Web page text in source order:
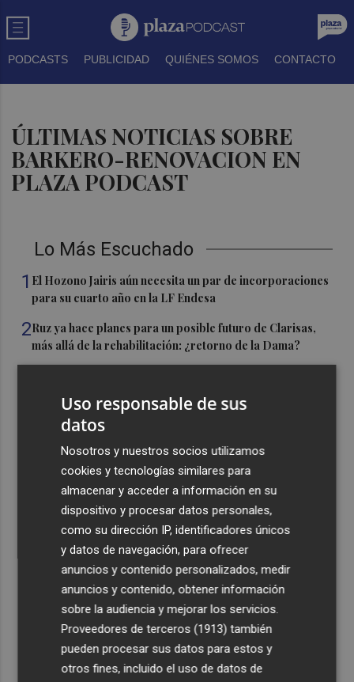
PODCASTS PUBLICIDAD QUIÉNES SOMOS CONTACTO
ÚLTIMAS NOTICIAS SOBRE
BARKERO-RENOVACION EN
PLAZA PODCAST
Lo Más Escuchado
1 El Hozono Jairis aún necesita un par de incorporaciones
para su cuarto año en la LF Endesa
2Ruz ya hace planes para un posible futuro de Clarisas,
más allá de la rehabilitación: ¿retorno de la Dama?
Castelló apuesta por convertir el eclipse en un referente
El Villarreal anuncia a sus seis capitanes: Gerard
Moreno, Foyth, Comesaña, Ayoze, Cardona y Logan
Costa
Recibe toda la actualidad de
Plaza Podcast en tu correo
Quiero suscribirme
Uso responsable de sus
datos
Nosotros y nuestros socios utilizamos
cookies y tecnologías similares para
almacenar y acceder a información en su
dispositivo y procesar datos personales,
como su dirección IP, identificadores únicos
y datos de navegación, para ofrecer
anuncios y contenido personalizados, medir
anuncios y contenido, obtener información
sobre la audiencia y mejorar los servicios.
Proveedores de terceros (1913) también
pueden procesar sus datos para estos y
otros fines, incluido el uso de datos de